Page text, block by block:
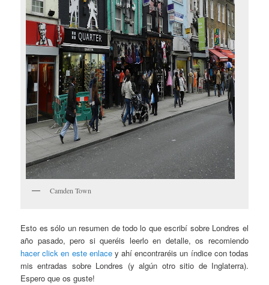
Camden Town
Esto es sólo un resumen de todo lo que escribí sobre Londres el
año pasado, pero si queréis leerlo en detalle, os recomiendo
hacer click en este enlacey ahí encontraréis un índice con todas
mis entradas sobre Londres (y algún otro sitio de Inglaterra).
Espero que os guste!